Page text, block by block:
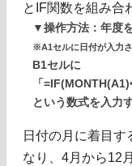
とIF関数を組み合
▼操作方法：年度
※A1セルに日付が入力
B1セルに
「
という数式を入力
日付の月に着目す
なり、4月から12